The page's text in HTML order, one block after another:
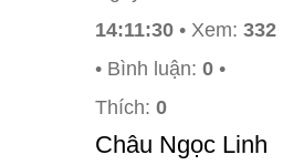
14:11:30 • Xem: 332
• Bình luận: 0 •
Thích: 0
Châu Ngọc Linh